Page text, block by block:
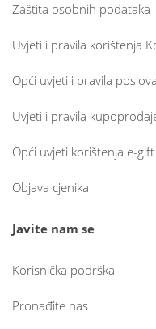
Zaštita osobnih podataka
Uvjeti i pravila korištenja
Opći uvjeti i pravila
Uvjeti i pravila
Opći uvjeti korištenja e-
Objava cjenika
Javite nam se
Korisnička podrška
Pronađite nas